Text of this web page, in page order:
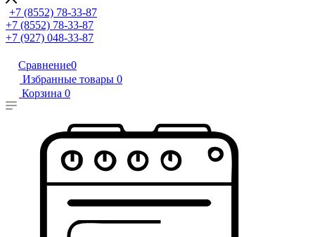
+7 (8552) 78-33-87
+7 (8552) 78-33-87
+7 (927) 048-33-87
Сравнение0
Избранные товары 0
Корзина 0